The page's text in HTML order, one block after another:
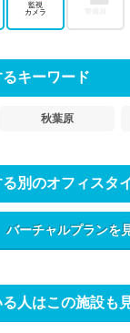
監視
カメラ
キーワード
秋葉原
別のオフィスタ
バーチャルプランを
人はこの施設も